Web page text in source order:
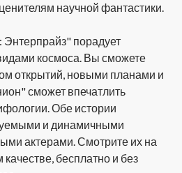
научной фантастики.
порадует
космоса. Вы сможете
открытий, новыми планами и
сможет впечатлить
Обе истории
и динамичными
актерами. Смотрите их на
бесплатно и без